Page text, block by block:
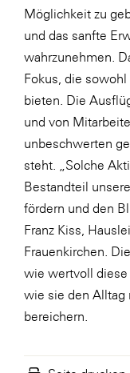
SeneCura
Somfy
Sony DADC
SPIEGLTEC
STIHL Tirol
Trend Micro
TAG GmbH
VALETTA
Verband
WKS
Möglichkeit zu
und das sanfte
wahrzunehmen.
Fokus, die
bieten. Die
und von
unbeschwerten
steht. „Solche
Bestandteil
fördern und den
Franz Kiss,
Frauenkirchen.
wie wertvoll
wie sie den Alltag
bereichern.